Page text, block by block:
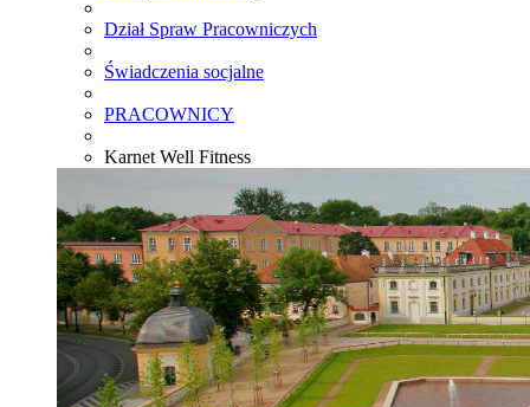
Dział Spraw Pracowniczych
Świadczenia socjalne
PRACOWNICY
Karnet Well Fitness